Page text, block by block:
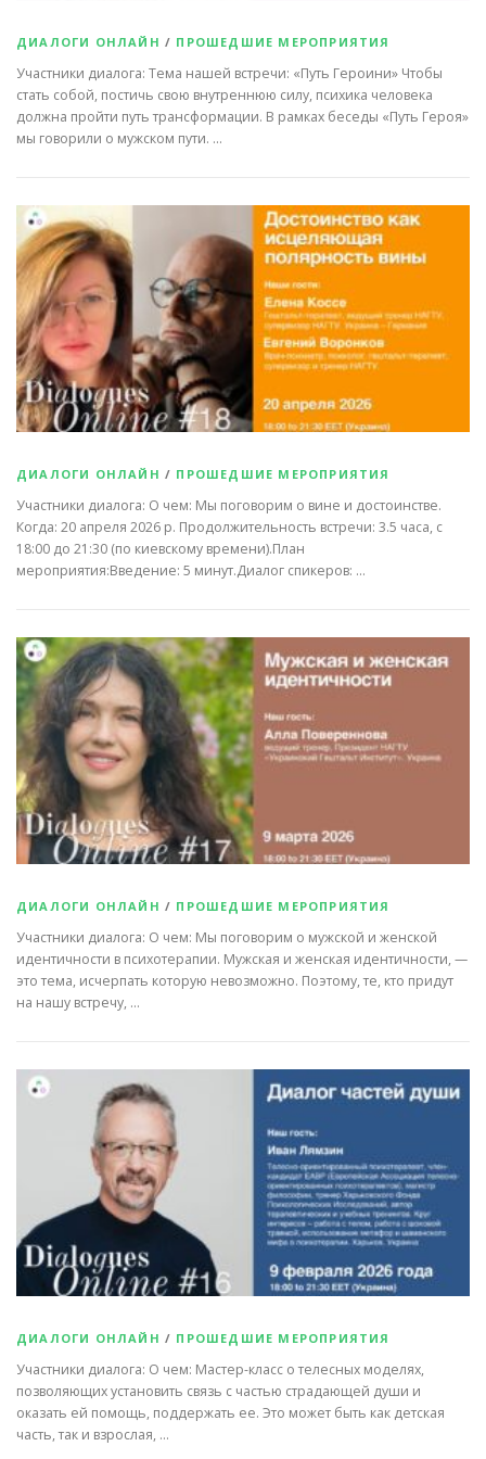
ДИАЛОГИ ОНЛАЙН / ПРОШЕДШИЕ МЕРОПРИЯТИЯ
Участники диалога: Тема нашей встречи: «Путь Героини» Чтобы
стать собой, постичь свою внутреннюю силу, психика человека
должна пройти путь трансформации. В рамках беседы «Путь Героя»
мы говорили о мужском пути. …
ДИАЛОГИ ОНЛАЙН / ПРОШЕДШИЕ МЕРОПРИЯТИЯ
Участники диалога: О чем: Мы поговорим о вине и достоинстве.
Когда: 20 апреля 2026 р. Продолжительность встречи: 3.5 часа, с
18:00 до 21:30 (по киевскому времени).План
мероприятия:Введение: 5 минут.Диалог спикеров: …
ДИАЛОГИ ОНЛАЙН / ПРОШЕДШИЕ МЕРОПРИЯТИЯ
Участники диалога: О чем: Мы поговорим о мужской и женской
идентичности в психотерапии. Мужская и женская идентичности, —
это тема, исчерпать которую невозможно. Поэтому, те, кто придут
на нашу встречу, …
ДИАЛОГИ ОНЛАЙН / ПРОШЕДШИЕ МЕРОПРИЯТИЯ
Участники диалога: О чем: Мастер-класс о телесных моделях,
позволяющих установить связь с частью страдающей души и
оказать ей помощь, поддержать ее. Это может быть как детская
часть, так и взрослая, …